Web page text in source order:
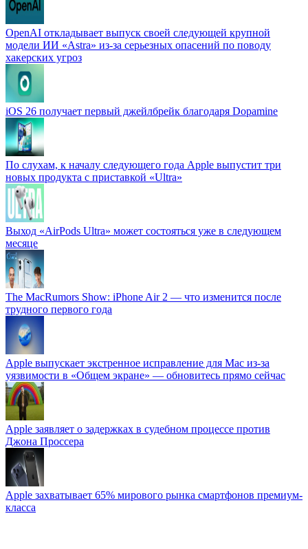
OpenAI откладывает выпуск своей следующей крупной
модели ИИ «Astra» из-за серьезных опасений по поводу
хакерских угроз
iOS 26 получает первый джейлбрейк благодаря Dopamine
По слухам, к началу следующего года Apple выпустит три
новых продукта с приставкой «Ultra»
Выход «AirPods Ultra» может состояться уже в следующем
месяце
The MacRumors Show: iPhone Air 2 — что изменится после
трудного первого года
Apple выпускает экстренное исправление для Mac из-за
уязвимости в «Общем экране» — обновитесь прямо сейчас
Apple заявляет о задержках в судебном процессе против
Джона Проссера
Apple захватывает 65% мирового рынка смартфонов премиум-
класса